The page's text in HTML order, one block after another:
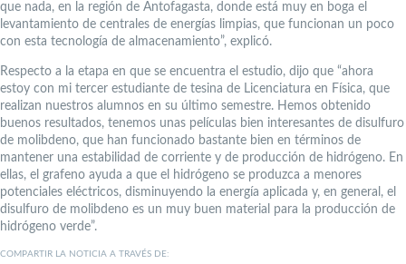
que nada, en la región de Antofagasta, donde está muy en boga el
levantamiento de centrales de energías limpias, que funcionan un poco
con esta tecnología de almacenamiento”, explicó.
Respecto a la etapa en que se encuentra el estudio, dijo que “ahora
estoy con mi tercer estudiante de tesina de Licenciatura en Física, que
realizan nuestros alumnos en su último semestre. Hemos obtenido
buenos resultados, tenemos unas películas bien interesantes de disulfuro
de molibdeno, que han funcionado bastante bien en términos de
mantener una estabilidad de corriente y de producción de hidrógeno. En
ellas, el grafeno ayuda a que el hidrógeno se produzca a menores
potenciales eléctricos, disminuyendo la energía aplicada y, en general, el
disulfuro de molibdeno es un muy buen material para la producción de
hidrógeno verde”.
COMPARTIR LA NOTICIA A TRAVÉS DE: